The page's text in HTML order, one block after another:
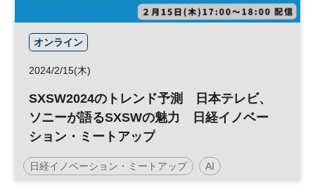
オンライン
2024/2/15(木)
SXSW2024のトレンド予測 日本テレビ、
ソニーが語るSXSWの魅力 日経イノベー
ション・ミートアップ
日経イノベーション・ミートアップ AI